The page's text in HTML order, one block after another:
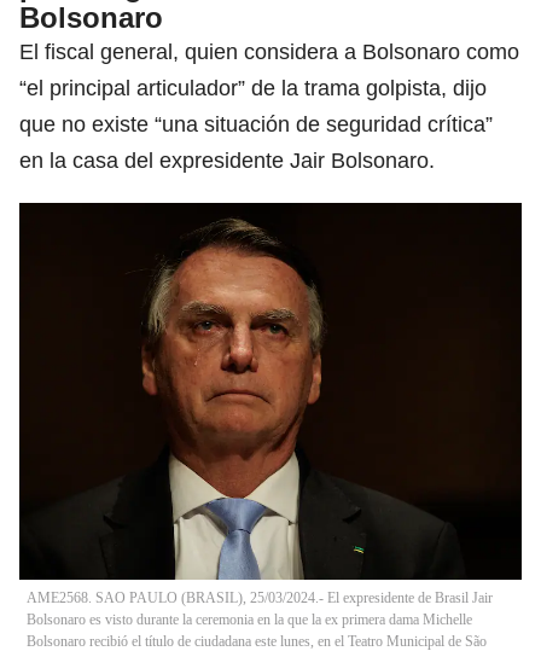
Bolsonaro
El fiscal general, quien considera a Bolsonaro como
“el principal articulador” de la trama golpista, dijo
que no existe “una situación de seguridad crítica”
en la casa del expresidente Jair Bolsonaro.
AME2568. SAO PAULO (BRASIL), 25/03/2024.- El expresidente de Brasil Jair
Bolsonaro es visto durante la ceremonia en la que la ex primera dama Michelle
Bolsonaro recibió el título de ciudadana este lunes, en el Teatro Municipal de São